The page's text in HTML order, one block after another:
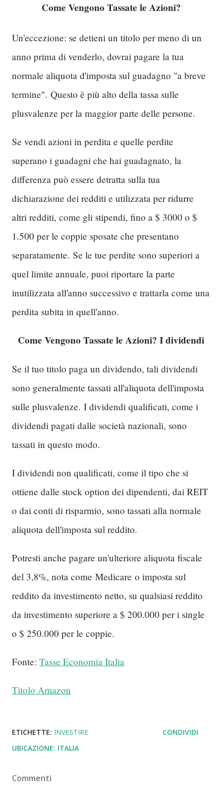
Come Vengono Tassate le Azioni?
Un'eccezione: se detieni un titolo per meno di un
anno prima di venderlo, dovrai pagare la tua
normale aliquota d'imposta sul guadagno "a breve
termine". Questo è più alto della tassa sulle
plusvalenze per la maggior parte delle persone.
Se vendi azioni in perdita e quelle perdite
superano i guadagni che hai guadagnato, la
differenza può essere detratta sulla tua
dichiarazione dei redditi e utilizzata per ridurre
altri redditi, come gli stipendi, fino a $ 3000 o $
1.500 per le coppie sposate che presentano
separatamente. Se le tue perdite sono superiori a
quel limite annuale, puoi riportare la parte
inutilizzata all'anno successivo e trattarla come una
perdita subita in quell'anno.
Come Vengono Tassate le Azioni? I dividendi
Se il tuo titolo paga un dividendo, tali dividendi
sono generalmente tassati all'aliquota dell'imposta
sulle plusvalenze. I dividendi qualificati, come i
dividendi pagati dalle società nazionali, sono
tassati in questo modo.
I dividendi non qualificati, come il tipo che si
ottiene dalle stock option dei dipendenti, dai REIT
o dai conti di risparmio, sono tassati alla normale
aliquota dell'imposta sul reddito.
Potresti anche pagare un'ulteriore aliquota fiscale
del 3,8%, nota come Medicare o imposta sul
reddito da investimento netto, su qualsiasi reddito
da investimento superiore a $ 200.000 per i single
o $ 250.000 per le coppie.
Fonte: Tasse Economia Italia
Titolo Amazon
ETICHETTE: INVESTIRE
UBICAZIONE: ITALIA
CONDIVIDI
Commenti